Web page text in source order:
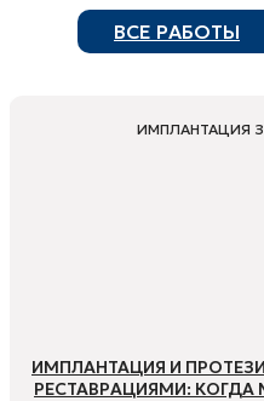
ВСЕ РАБОТЫ
ИМПЛАНТАЦИЯ
ИМПЛАНТАЦИЯ И
РЕСТАВРАЦИЯМИ: КОГДА